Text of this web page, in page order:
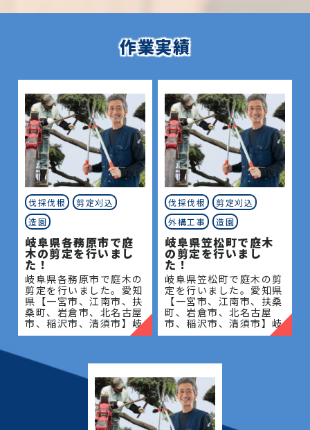
作業実績
伐採伐根
剪定刈込
造園
岐阜県各務原市で庭
木の剪定を行いまし
た！
岐阜県各務原市で庭木の
剪定を行いました。愛知
県【一宮市、江南市、扶
桑町、岩倉市、北名古屋
市、稲沢市、清須市】岐
阜県【岐阜市、各務原
島市】地域密着で伐採・
抜根・剪定・草刈りなど
伐採伐根
剪定刈込
外構工事
造園
岐阜県笠松町で庭木
の剪定を行いまし
た！
岐阜県笠松町で庭木の剪
定を行いました。愛知県
【一宮市、江南市、扶桑
町、岩倉市、北名古屋
市、稲沢市、清須市】岐
阜県【岐阜市、各務原
抜根・剪定・草刈りなど
のお庭